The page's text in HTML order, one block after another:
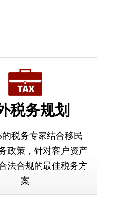
税务规划
的税务专家结合移民
政策，针对客户资产
法合规的最佳税务方
案